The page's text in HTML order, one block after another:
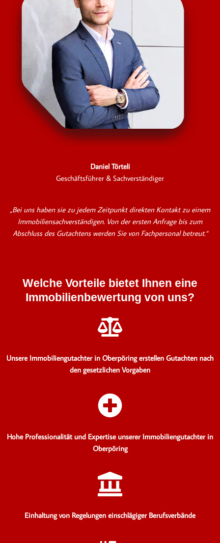
Daniel Törteli
Geschäftsführer & Sachverständiger
„Bei uns haben sie zu jedem Zeitpunkt direkten Kontakt zu einem
Immobiliensachverständigen. Von der ersten Anfrage bis zum
Abschluss des Gutachtens werden Sie von Fachpersonal betreut.“
Welche Vorteile bietet Ihnen eine
Immobilienbewertung von uns?
Unsere Immobiliengutachter in Oberpöring erstellen Gutachten nach
den gesetzlichen Vorgaben
Hohe Professionalität und Expertise unserer Immobiliengutachter in
Oberpöring
Einhaltung von Regelungen einschlägiger Berufsverbände